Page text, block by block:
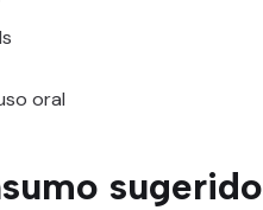
oral
sugerido